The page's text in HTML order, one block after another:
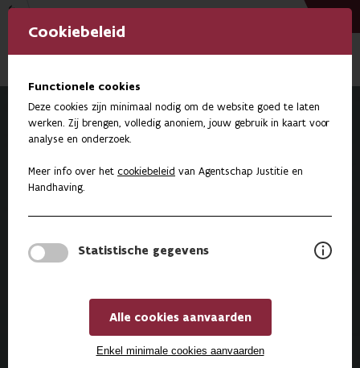
Cookiebeleid
Functionele cookies
Deze cookies zijn minimaal nodig om de website goed te laten
werken. Zij brengen, volledig anoniem, jouw gebruik in kaart voor
analyse en onderzoek.
Meer info over het cookiebeleid van Agentschap Justitie en
Handhaving.
Statistische gegevens
Alle cookies aanvaarden
Enkel minimale cookies aanvaarden
Enkelbanden voor minderjarigen: een
samenwerking tussen Agentschap Justitie en
Handhaving en Agentschap Opgroeien